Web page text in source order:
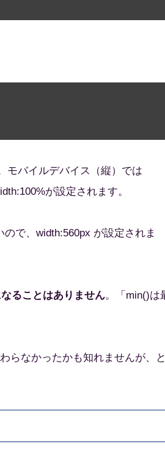
モバイルデバイス（縦）では
が設定されます。
で、width:560px が設定されま
ることはありません。「min()は
らなかったかも知れませんが、